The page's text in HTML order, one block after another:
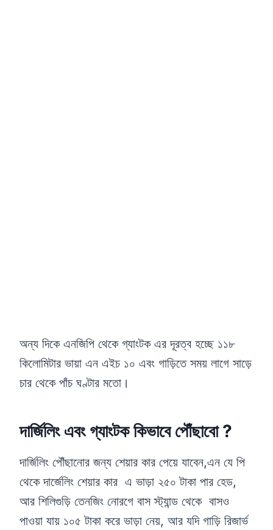
অন্য দিকে এনজিপি থেকে গ্যাংটক এর দূরত্ব হচ্ছে ১১৮
কিলোমিটার ভায়া এন এইচ ১০ এবং গাড়িতে সময় লাগে সাড়ে
চার থেকে পাঁচ ঘণ্টার মতো।
দার্জিলিং এবং গ্যাংটক কিভাবে পৌঁছাবো ?
দার্জিলিং পৌঁছানোর জন্য শেয়ার কার পেয়ে যাবেন,এন যে পি
থেকে দার্জেলিং শেয়ার কার এ ভাড়া ২৫০ টাকা পার হেড,
আর শিলিগুড়ি তেনজিং নোরগে বাস স্ট্যান্ড থেকে বাসও
পাওয়া যায় ১০৫ টাকা করে ভাড়া নেয়, আর যদি গাড়ি রিজার্ভ